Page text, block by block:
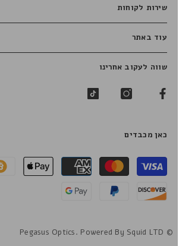
שירות לקוחות
עוד באתר
שווה לעקוב אחרינו
כאן מכבדים
שיטות
תשלום
© Pegasus Optics. Powered By Squid LTD